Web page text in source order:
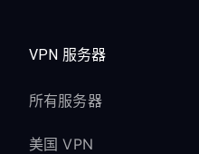
VPN 服务器
所有服务器
美国 VPN